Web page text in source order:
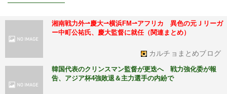
湘南戦力外⇀慶大⇀横浜FM⇀アフリカ 異色の元Ｊリーガ
ー中町公祐氏、慶大監督に就任（関連まとめ）
カルチョまとめブログ
韓国代表のクリンスマン監督が更迭へ 戦力強化委が報
告、アジア杯4強敗退＆主力選手の内紛で